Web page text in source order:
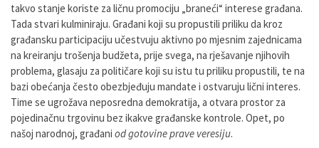
takvo stanje koriste za ličnu promociju „braneći“ interese građana.
Tada stvari kulminiraju. Građani koji su propustili priliku da kroz
građansku participaciju učestvuju aktivno po mjesnim zajednicama
na kreiranju trošenja budžeta, prije svega, na rješavanje njihovih
problema, glasaju za političare koji su istu tu priliku propustili, te na
bazi obećanja često obezbjeđuju mandate i ostvaruju lični interes.
Time se ugrožava neposredna demokratija, a otvara prostor za
pojedinačnu trgovinu bez ikakve građanske kontrole. Opet, po
našoj narodnoj, građani od gotovine prave veresiju.